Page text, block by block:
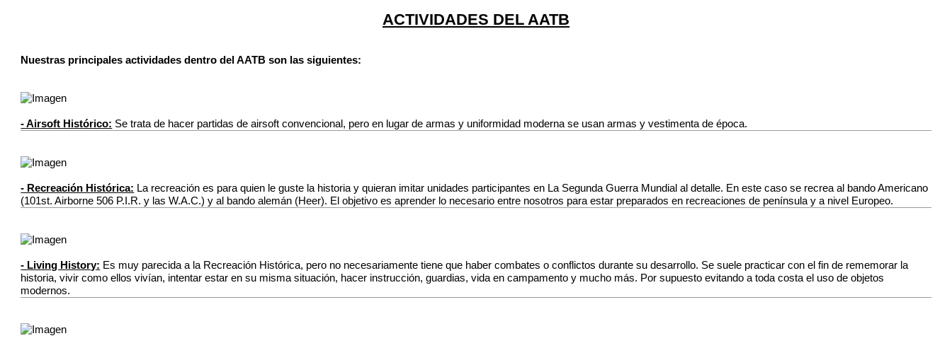
ACTIVIDADES DEL AATB
Nuestras principales actividades dentro del AATB son las siguientes:
- Airsoft Histórico: Se trata de hacer partidas de airsoft convencional, pero en lugar de armas y uniformidad moderna se usan armas y vestimenta de época.
- Recreación Histórica: La recreación es para quien le guste la historia y quieran imitar unidades participantes en La Segunda Guerra Mundial al detalle. En este caso se recrea al bando Americano
(101st. Airborne 506 P.I.R. y las W.A.C.) y al bando alemán (Heer). El objetivo es aprender lo necesario entre nosotros para estar preparados en recreaciones de península y a nivel Europeo.
- Living History: Es muy parecida a la Recreación Histórica, pero no necesariamente tiene que haber combates o conflictos durante su desarrollo. Se suele practicar con el fin de rememorar la
historia, vivir como ellos vivían, intentar estar en su misma situación, hacer instrucción, guardias, vida en campamento y mucho más. Por supuesto evitando a toda costa el uso de objetos
modernos.